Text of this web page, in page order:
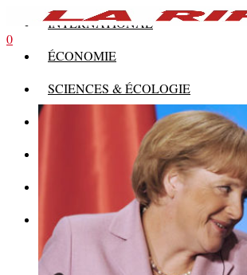
INTERNATIONAL
ÉCONOMIE
SCIENCES & ÉCOLOGIE
MULTIMÉDIAS
0